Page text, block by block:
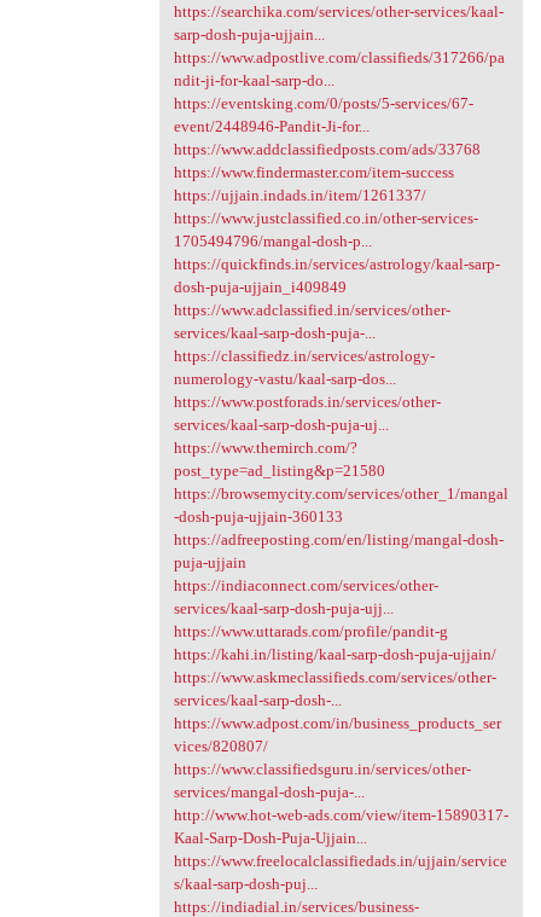
https://searchika.com/services/other-services/kaal-
sarp-dosh-puja-ujjain...
https://www.adpostlive.com/classifieds/317266/pa
ndit-ji-for-kaal-sarp-do...
https://eventsking.com/0/posts/5-services/67-
event/2448946-Pandit-Ji-for...
https://www.addclassifiedposts.com/ads/33768
https://www.findermaster.com/item-success
https://ujjain.indads.in/item/1261337/
https://www.justclassified.co.in/other-services-
1705494796/mangal-dosh-p...
https://quickfinds.in/services/astrology/kaal-sarp-
dosh-puja-ujjain_i409849
https://www.adclassified.in/services/other-
services/kaal-sarp-dosh-puja-...
https://classifiedz.in/services/astrology-
numerology-vastu/kaal-sarp-dos...
https://www.postforads.in/services/other-
services/kaal-sarp-dosh-puja-uj...
https://www.themirch.com/?
post_type=ad_listing&p=21580
https://browsemycity.com/services/other_1/mangal
-dosh-puja-ujjain-360133
https://adfreeposting.com/en/listing/mangal-dosh-
puja-ujjain
https://indiaconnect.com/services/other-
services/kaal-sarp-dosh-puja-ujj...
https://www.uttarads.com/profile/pandit-g
https://kahi.in/listing/kaal-sarp-dosh-puja-ujjain/
https://www.askmeclassifieds.com/services/other-
services/kaal-sarp-dosh-...
https://www.adpost.com/in/business_products_ser
vices/820807/
https://www.classifiedsguru.in/services/other-
services/mangal-dosh-puja-...
http://www.hot-web-ads.com/view/item-15890317-
Kaal-Sarp-Dosh-Puja-Ujjain...
https://www.freelocalclassifiedads.in/ujjain/service
s/kaal-sarp-dosh-puj...
https://indiadial.in/services/business-